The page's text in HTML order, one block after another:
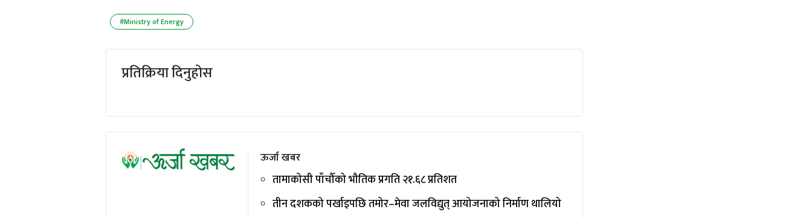
#Ministry of Energy
प्रतिक्रिया दिनुहोस
ऊर्जा खबर
तामाकोसी पाँचौँको भौतिक प्रगति २१.६८ प्रतिशत
तीन दशकको पर्खाइपछि तमोर–मेवा जलविद्युत् आयोजनाको निर्माण थालियो